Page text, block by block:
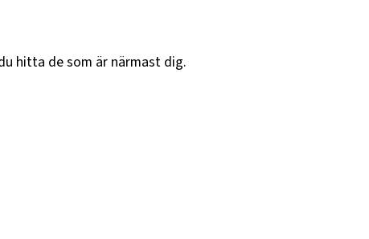
hitta de som är närmast dig.